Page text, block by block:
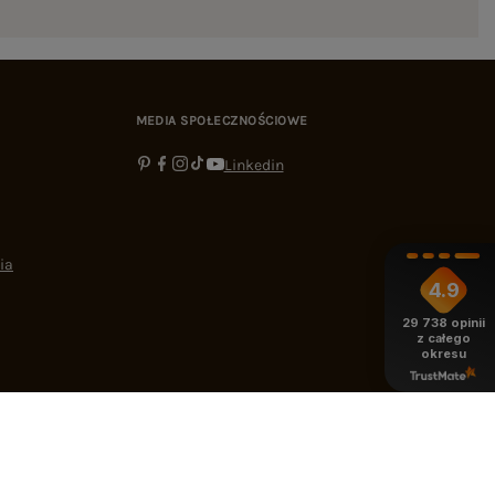
MEDIA SPOŁECZNOŚCIOWE
Linkedin
4.9
29 738 opinii
z całego
okresu